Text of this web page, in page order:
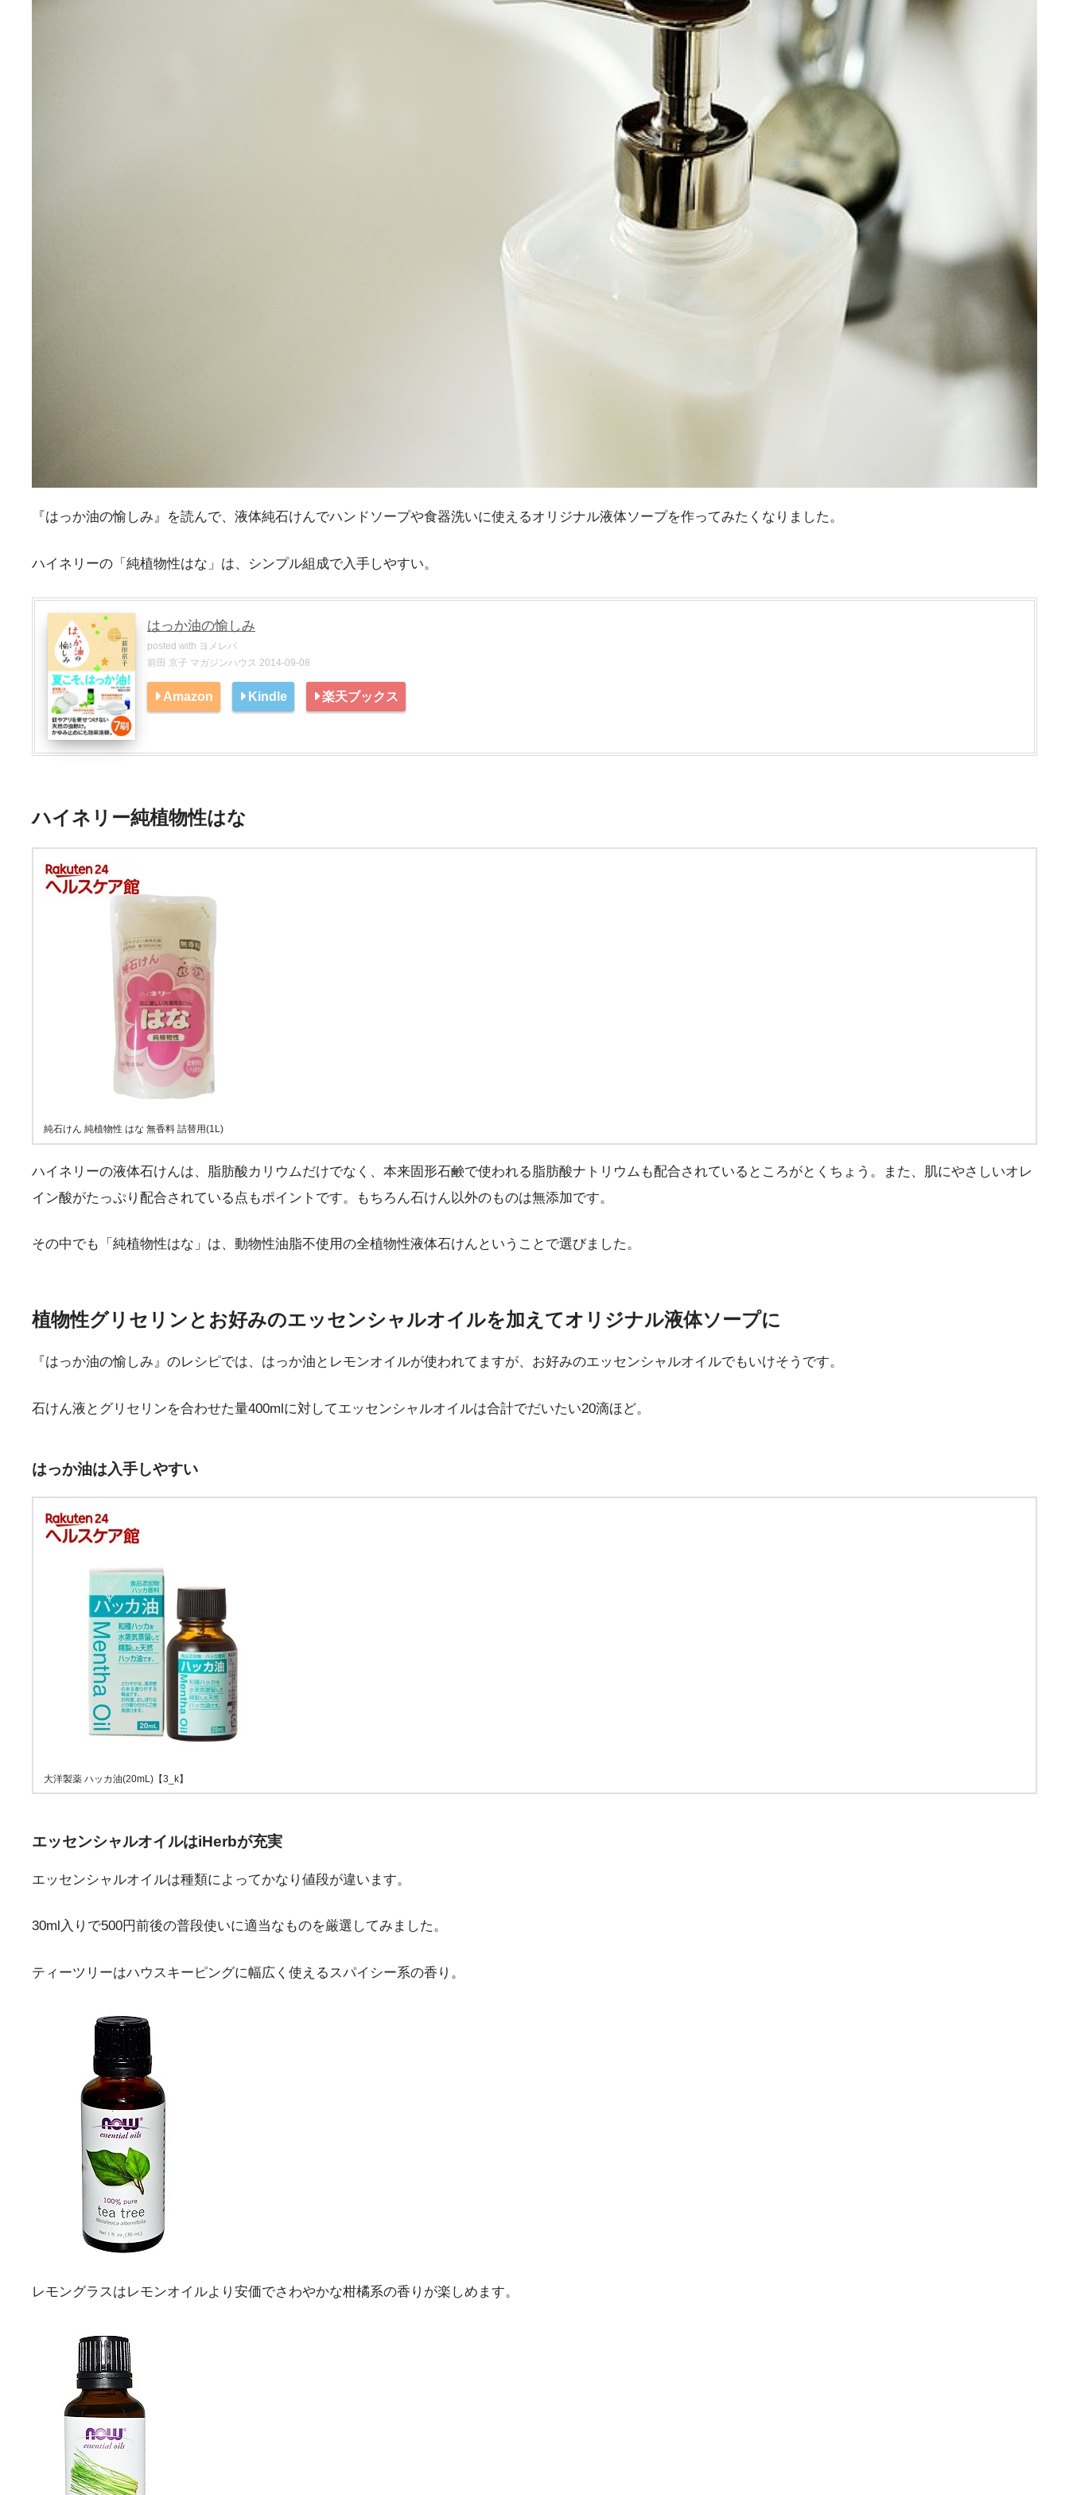
『はっか油の愉しみ』を読んで、液体純石けんでハンドソープや食器洗いに使えるオリジナル液体ソープを作ってみたくなりました。
ハイネリーの「純植物性はな」は、シンプル組成で入手しやすい。
はっか油の愉しみ
posted with ヨメレバ
前田 京子 マガジンハウス 2014-09-08
Amazon Kindle 楽天ブックス
ハイネリー純植物性はな
純石けん 純植物性 はな 無香料 詰替用(1L)
ハイネリーの液体石けんは、脂肪酸カリウムだけでなく、本来固形石鹸で使われる脂肪酸ナトリウムも配合されているところがとくちょう。また、肌にやさしいオレ
イン酸がたっぷり配合されている点もポイントです。もちろん石けん以外のものは無添加です。
その中でも「純植物性はな」は、動物性油脂不使用の全植物性液体石けんということで選びました。
植物性グリセリンとお好みのエッセンシャルオイルを加えてオリジナル液体ソープに
『はっか油の愉しみ』のレシピでは、はっか油とレモンオイルが使われてますが、お好みのエッセンシャルオイルでもいけそうです。
石けん液とグリセリンを合わせた量400mlに対してエッセンシャルオイルは合計でだいたい20滴ほど。
はっか油は入手しやすい
大洋製薬 ハッカ油(20mL)【3_k】
エッセンシャルオイルはiHerbが充実
エッセンシャルオイルは種類によってかなり値段が違います。
30ml入りで500円前後の普段使いに適当なものを厳選してみました。
ティーツリーはハウスキーピングに幅広く使えるスパイシー系の香り。
レモングラスはレモンオイルより安価でさわやかな柑橘系の香りが楽しめます。